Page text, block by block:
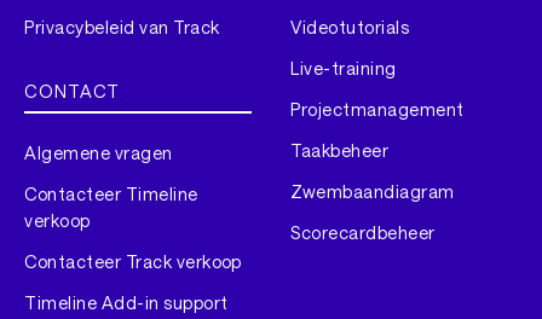
Privacybeleid van Track
CONTACT
Algemene vragen
Contacteer Timeline
verkoop
Contacteer Track verkoop
Timeline Add-in support
Videotutorials
Live-training
Projectmanagement
Taakbeheer
Zwembaandiagram
Scorecardbeheer